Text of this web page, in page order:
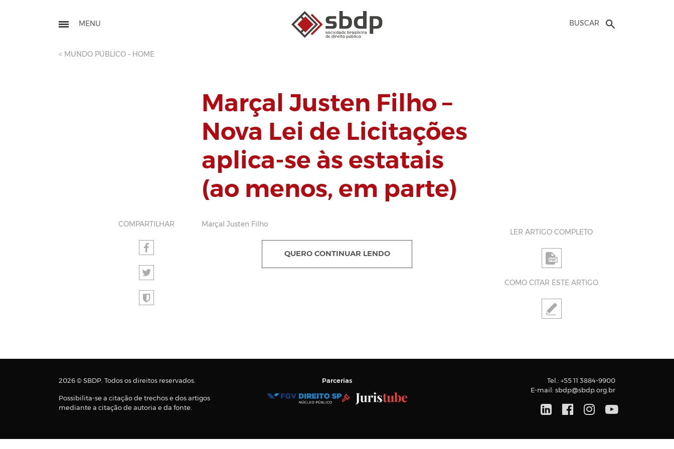
BUSCAR
< MUNDO PÚBLICO - HOME
Marçal Justen Filho –
Nova Lei de Licitações
aplica-se às estatais
(ao menos, em parte)
COMPARTILHAR Marçal Justen Filho
QUERO CONTINUAR LENDO
LER ARTIGO COMPLETO
COMO CITAR ESTE ARTIGO
2026 © SBDP. Todos os direitos reservados.
Possibilita-se a citação de trechos e dos artigos
mediante a citação de autoria e da fonte.
Parcerias Tel.: +55 11 3884-9900
E-mail: sbdp@sbdp.org.br